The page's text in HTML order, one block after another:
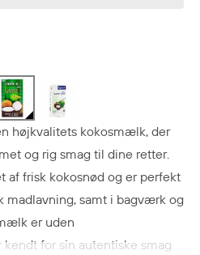
højkvalitets kokosmælk, der
og rig smag til dine retter.
af frisk kokosnød og er perfekt
madlavning, samt i bagværk og
er uden
for sin autentiske smag